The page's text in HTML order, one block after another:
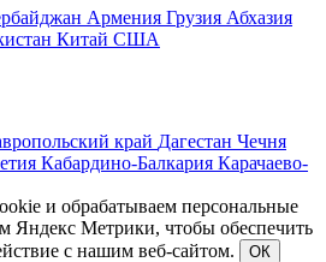
Армения Грузия Абхазия
Китай США
край Дагестан Чечня
Кабардино-Балкария Карачаево-
и обрабатываем персональные
Яндекс Метрики, чтобы обеспечить
с нашим веб-сайтом.
ОК